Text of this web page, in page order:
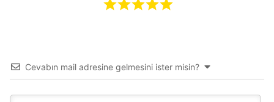
Cevabın mail adresine gelmesini ister misin?